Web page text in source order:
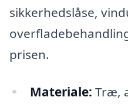
sikkerhedslåse,
prisen.
Materiale: Træ,